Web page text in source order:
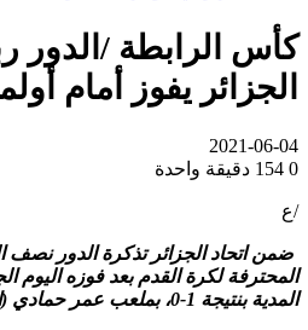
كأس الرابطة /الدور
الجزائر يفوز أمام
2021-06-04
0
دقيقة واحدة
/ع
ضمن اتحاد الجزائر تذكرة الدور نصف
المحترفة لكرة القدم بعد فوزه اليوم
المدية بنتيجة 1-0، بملعب عمر حمادي (الجزائر العاصمة).